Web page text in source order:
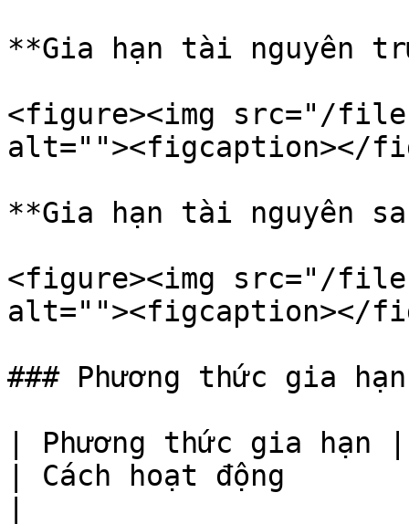
**Gia hạn tài nguyên
<figure><img src="/files/
alt=""><figcaption></
**Gia hạn tài nguyên
<figure><img src="/files/
alt=""><figcaption></
### Phương thức gia hạn
| Phương thức gia hạn
| Cách hoạt động